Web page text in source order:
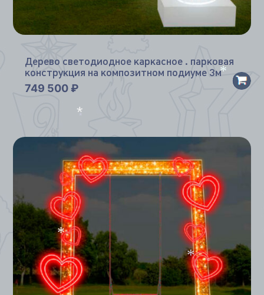
Дерево светодиодное каркасное . парковая
конструкция на композитном подиуме 3м
749 500 ₽
*
*
*